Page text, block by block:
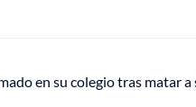
en su colegio tras matar